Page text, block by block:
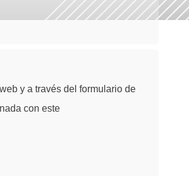
y a través del formulario de
con este